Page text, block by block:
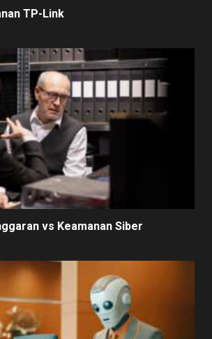
TP-Link
vs Keamanan Siber